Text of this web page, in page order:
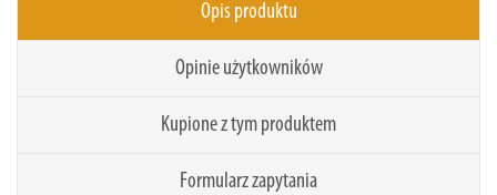
Opis produktu
Opinie użytkowników
Kupione z tym produktem
Formularz zapytania